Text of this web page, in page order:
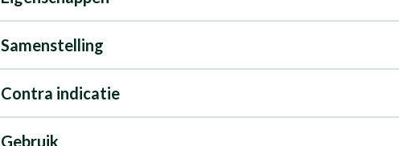
Samenstelling
Contra indicatie
Gebruik